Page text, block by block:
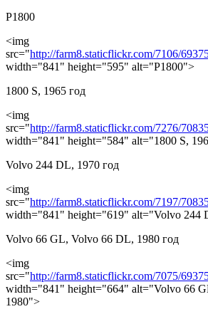
P1800
<img
src="http://farm8.staticflickr.com/7106/
width="841" height="595" alt="P1800">
1800 S, 1965 год
<img
src="http://farm8.staticflickr.com/7276/
width="841" height="584" alt="1800 S,
Volvo 244 DL, 1970 год
<img
src="http://farm8.staticflickr.com/7197/
width="841" height="619" alt="Volvo 244
Volvo 66 GL, Volvo 66 DL, 1980 год
<img
src="http://farm8.staticflickr.com/7075/
width="841" height="664" alt="Volvo 66
1980">